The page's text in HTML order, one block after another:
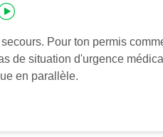
Pour ton permis
de situation d'urgence
en parallèle.